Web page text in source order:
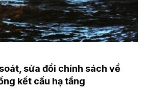
sửa đổi chính sách về
kết cấu hạ tầng